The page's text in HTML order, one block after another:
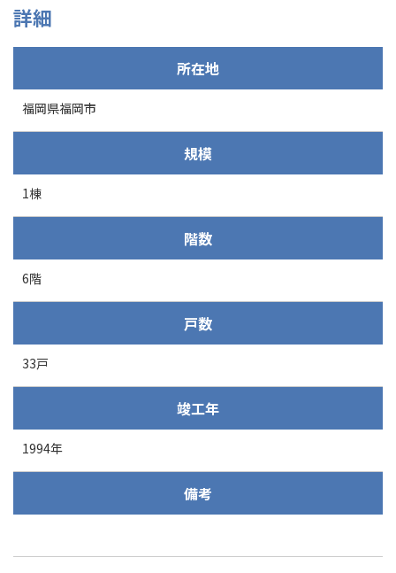
詳細
所在地
福岡県福岡市
規模
1棟
階数
6階
戸数
33戸
竣工年
1994年
備考